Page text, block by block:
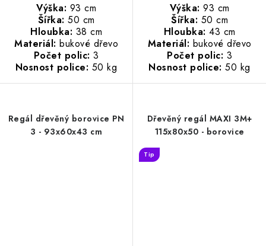
Výška: 93 cm
Šířka: 50 cm
Hloubka: 38 cm
Materiál: bukové dřevo
Počet polic: 3
Nosnost police: 50 kg
Výška: 93 cm
Šířka: 50 cm
Hloubka: 43 cm
Materiál: bukové dřevo
Počet polic: 3
Nosnost police: 50 kg
Regál dřevěný borovice PN
3 - 93x60x43 cm
Dřevěný regál MAXI 3M+
115x80x50 - borovice
Tip